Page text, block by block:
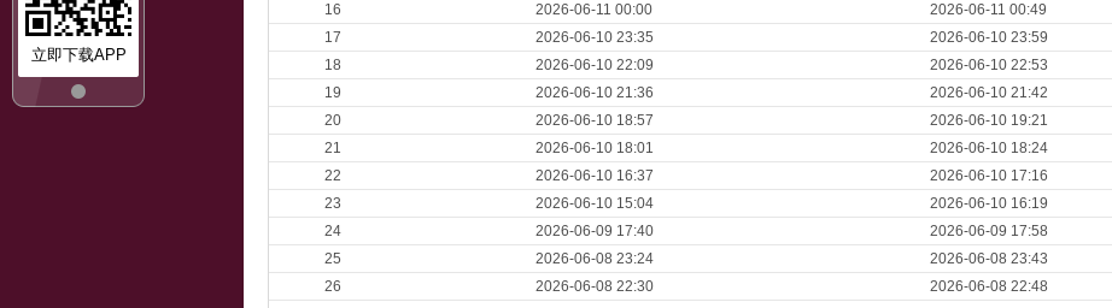
立即下载APP
16
2026-06-11 00:00 2026-06-11 00:49
17
2026-06-10 23:35 2026-06-10 23:59
18
2026-06-10 22:09 2026-06-10 22:53
19
2026-06-10 21:36 2026-06-10 21:42
20
2026-06-10 18:57 2026-06-10 19:21
21
2026-06-10 18:01 2026-06-10 18:24
22
2026-06-10 16:37 2026-06-10 17:16
23
2026-06-10 15:04 2026-06-10 16:19
24
2026-06-09 17:40 2026-06-09 17:58
25
2026-06-08 23:24 2026-06-08 23:43
26
2026-06-08 22:30 2026-06-08 22:48